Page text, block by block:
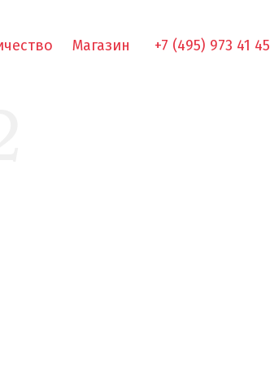
Магазин +7 (495) 973 41 45